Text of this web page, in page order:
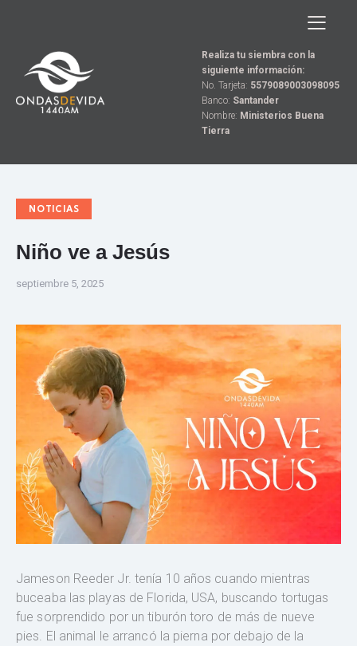
Realiza tu siembra con la
siguiente información:
No. Tarjeta: 5579089003098095
Banco: Santander
Nombre: Ministerios Buena
Tierra
NOTICIAS
Niño ve a Jesús
septiembre 5, 2025
Jameson Reeder Jr. tenía 10 años cuando mientras
buceaba las playas de Florida, USA, buscando tortugas
fue sorprendido por un tiburón toro de más de nueve
pies. El animal le arrancó la pierna por debajo de la